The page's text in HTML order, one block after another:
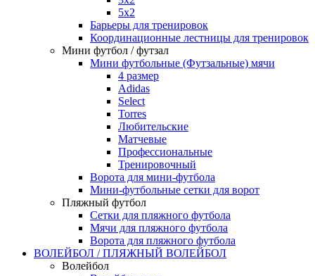
5х2
Барьеры для тренировок
Координационные лестницы для тренировок
Мини футбол / футзал
Мини футбольные (Футзальные) мячи
4 размер
Adidas
Select
Torres
Любительские
Матчевые
Профессиональные
Тренировочный
Ворота для мини-футбола
Мини-футбольные сетки для ворот
Пляжный футбол
Сетки для пляжного футбола
Мячи для пляжного футбола
Ворота для пляжного футбола
ВОЛЕЙБОЛ / ПЛЯЖНЫЙ ВОЛЕЙБОЛ
Волейбол